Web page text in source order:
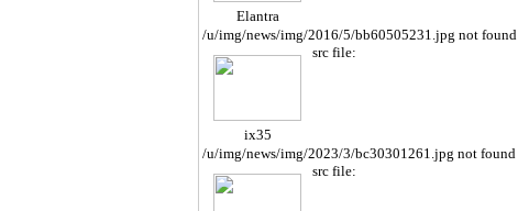
Elantra
/u/img/news/img/2016/5/bb60505231.jpg not found
ix35
src file:
/u/img/news/img/2023/3/bc30301261.jpg not found
src file: